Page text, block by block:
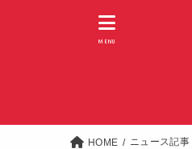
MENU
HOME ニュース記事